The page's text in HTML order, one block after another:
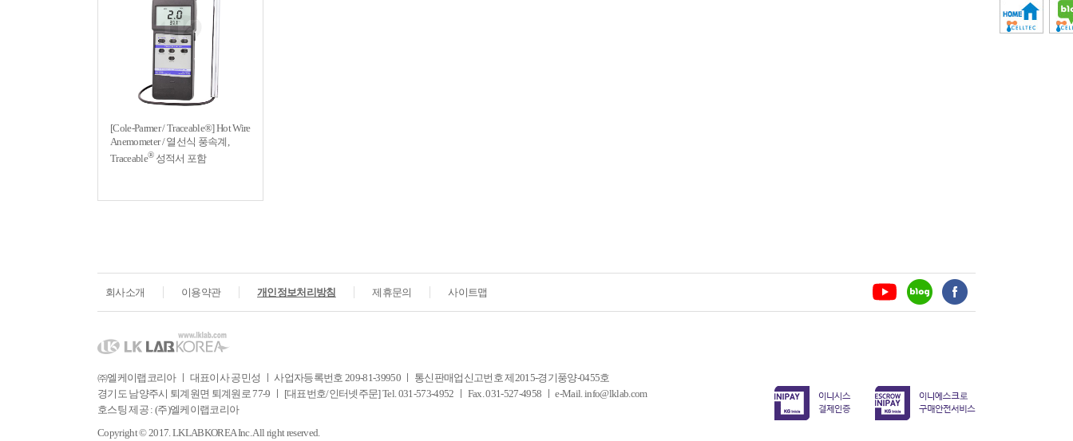
[Cole-Parmer / Traceable®] Hot Wire
Anemometer / 열선식 풍속계,
Traceable®성적서 포함
회사소개 이용약관 개인정보처리방침 제휴문의 사이트맵
㈜엘케이랩코리아 ㅣ 대표이사 공민성 ㅣ 사업자등록번호 209-81-39950 ㅣ 통신판매업신고번호 제2015-경기풍양-0455호
경기도 남양주시 퇴계원면 퇴계원로 77-9 ㅣ [대표번호/인터넷주문] Tel. 031-573-4952 ㅣ Fax. 031-527-4958 ㅣ e-Mail. info@lklab.com
호스팅 제공 : (주)엘케이랩코리아
Copyright © 2017. LKLABKOREA Inc. All right reserved.